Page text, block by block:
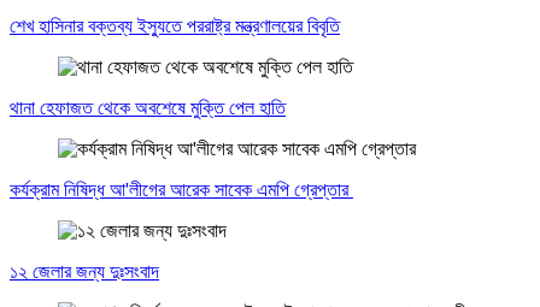
শেখ হাসিনার বক্তব্য ইস্যুতে পররাষ্ট্র মন্ত্রণালয়ের বিবৃতি
থানা হেফাজত থেকে অবশেষে মুক্তি পেল হাতি
কর্যক্রাম নিষিদ্ধ আ'লীগের আরেক সাবেক এমপি গ্রেপ্তার
১২ জেলার জন্য দুঃসংবাদ